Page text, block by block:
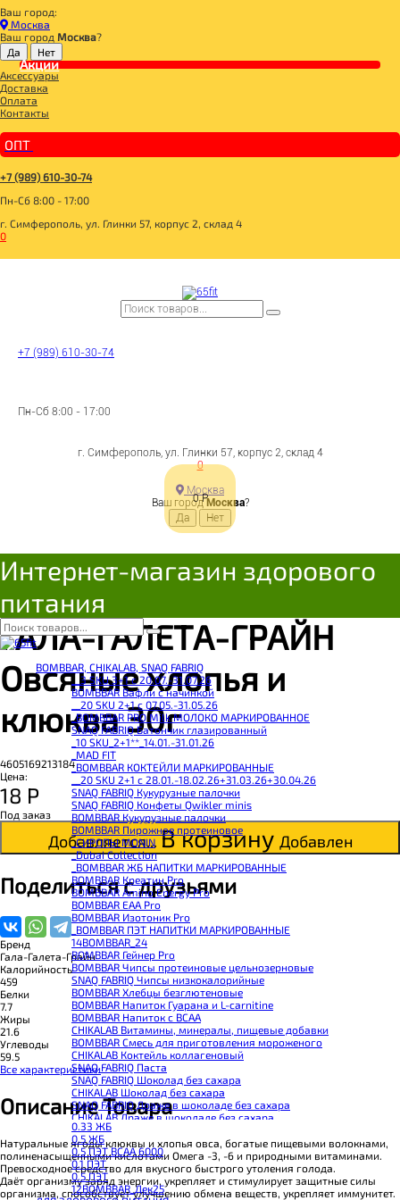
Ваш город:
Москва
Ваш город Москва?
Акции
Аксессуары
Доставка
Оплата
Контакты
ОПТ
+7 (989) 610-30-74
Пн-Сб 8:00 - 17:00
г. Симферополь, ул. Глинки 57, корпус 2, склад 4
0
+7 (989) 610-30-74
Пн-Сб 8:00 - 17:00
г. Симферополь, ул. Глинки 57, корпус 2, склад 4
0
0Р
Москва
Ваш городМосква?
Интернет-магазин здорового
питания
BOMBBAR, CHIKALAB, SNAQ FABRIQ
__3 SKU 3+1 с 20.07.-31.07.26
BOMBBAR Вафли с начинкой
__20 SKU 2+1 с 07.05.-31.05.26
_BOMBBAR PRO Milk МОЛОКО МАРКИРОВАННОЕ
SNAQ FABRIQ Батончик глазированный
_10 SKU_2+1**_14.01.-31.01.26
_MAD FIT
_BOMBBAR КОКТЕЙЛИ МАРКИРОВАННЫЕ
__20 SKU 2+1 с 28.01.-18.02.26+31.03.26+30.04.26
SNAQ FABRIQ Кукурузные палочки
SNAQ FABRIQ Конфеты Qwikler minis
BOMBBAR Кукурузные палочки
BOMBBAR Пирожное протеиновое
_CИРОПЫ MONIN
_Dubai Collection
_BOMBBAR ЖБ НАПИТКИ МАРКИРОВАННЫЕ
BOMBBAR Креатин Pro
BOMBBAR Amino Energy Pro
BOMBBAR EAA Pro
BOMBBAR Изотоник Pro
_BOMBBAR ПЭТ НАПИТКИ МАРКИРОВАННЫЕ
14BOMBBAR_24
BOMBBAR Гейнер Pro
BOMBBAR Чипсы протеиновые цельнозерновые
SNAQ FABRIQ Чипсы низкокалорийные
BOMBBAR Хлебцы безглютеновые
BOMBBAR Напиток Гуарана и L-carnitine
BOMBBAR Напиток с BCAA
CHIKALAB Витамины, минералы, пищевые добавки
BOMBBAR Смесь для приготовления мороженого
CHIKALAB Коктейль коллагеновый
SNAQ FABRIQ Паста
SNAQ FABRIQ Шоколад без сахара
CHIKALAB Шоколад без сахара
SNAQ FABRIQ Драже в шоколаде без сахара
CHIKALAB Драже в шоколаде без сахара
BOMBBAR Каша овсяная с белком
BOMBBAR Джем низкокалорийный
BOMBBAR Сахарозаменитель
BOMBBAR Паста
CHIKALAB Паста
CHIKALAB Смеси для выпечки
0.33 ЖБ
0.5 ЖБ
0.5 ПЭТ ВСАА 6000
0.1 ПЭТ
0.5 ПЭТ
12BOMBBAR_Дек25
Главная
ДЛЯ ЗДОРОВОГО ПИТАНИЯ
СЛАДОСТИ И СНЕКИ
СНЭКИ И БАТОНЧИКИ
ГАЛА-ГАЛЕТА-ГРАЙН Овсяные хлопья и клюква 30г
ГАЛА-ГАЛЕТА-ГРАЙН
Овсяные хлопья и
клюква 30г
4605169213184
Цена:
18 Р
Под заказ
Добавляется...В корзину Добавлен
Поделиться с друзьями
Бренд
Гала-Галета-Грайн
Калорийность
459
Белки
7.7
Жиры
21.6
Углеводы
59.5
Все характеристики
Описание Товара
Натуральные ягоды клюквы и хлопья овса, богатые пищевыми волокнами,
полиненасыщенными кислотами Омега -3, -6 и природными витаминами.
Превосходное средство для вкусного быстрого утоления голода.
Даёт организму заряд энергии, укрепляет и стимулирует защитные силы
организма, способствует улучшению обмена веществ, укрепляет иммунитет.